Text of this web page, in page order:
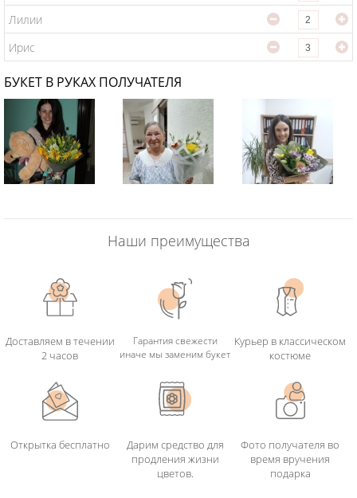
Лилии
Ирис
БУКЕТ В РУКАХ ПОЛУЧАТЕЛЯ
Наши преимущества
Доставляем в течении
2 часов
Гарантия свежести
иначе мы заменим букет
Курьер в классическом
костюме
Открытка бесплатно
Дарим средство для
продления жизни
цветов.
Фото получателя во
время вручения
подарка